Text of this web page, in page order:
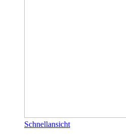
Schnellansicht